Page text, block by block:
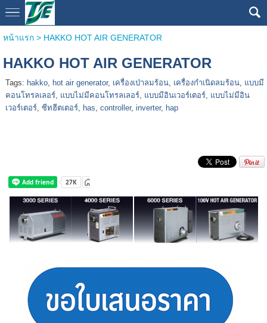
หน้าแรก> HAKKO HOT AIR GENERATOR
HAKKO HOT AIR GENERATOR
Tags: hakko, hot air generator, เครื่องเป่าลมร้อน, เครื่องกำเนิดลมร้อน, แบบมี
คอนโทรลเลอร์, แบบไม่มีคอนโทรลเลอร์, แบบมีอินเวอร์เตอร์, แบบไม่มีอิน
เวอร์เตอร์, ซีทฮีตเตอร์, has, controller, inverter, hap